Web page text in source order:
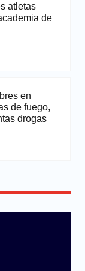
atletas
de
en
de fuego,
drogas